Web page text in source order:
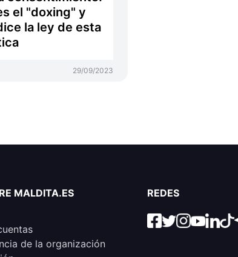
el "doxing" y
la ley de esta
29/09/2023
MALDITA.ES
de la organización
REDES